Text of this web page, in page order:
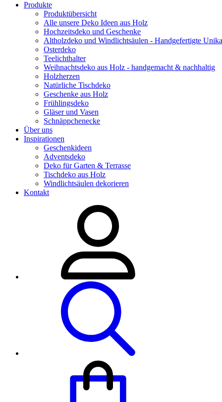
Produkte
Produktübersicht
Alle unsere Deko Ideen aus Holz
Hochzeitsdeko und Geschenke
Altholzdeko und Windlichtsäulen - Handgefertigte
Osterdeko
Teelichthalter
Weihnachts­deko aus Holz - handgemacht & nachhaltig
Holzherzen
Natürliche Tischdeko
Geschenke aus Holz
Frühlingsdeko
Gläser und Vasen
Schnäppchenecke
Über uns
Inspirationen
Geschenkideen
Adventsdeko
Deko für Garten & Terrasse
Tischdeko aus Holz
Windlichtsäulen dekorieren
Kontakt